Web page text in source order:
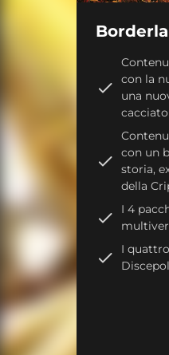
con la
una
con un
storia,
della
I 4
I